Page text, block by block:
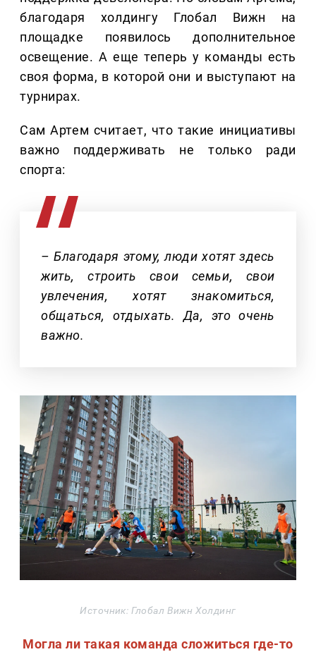
благодаря холдингу Глобал Вижн на
площадке появилось дополнительное
освещение. А еще теперь у команды есть
своя форма, в которой они и выступают на
турнирах.
Сам Артем считает, что такие инициативы
важно поддерживать не только ради
спорта:
– Благодаря этому, люди хотят здесь
жить, строить свои семьи, свои
увлечения, хотят знакомиться,
общаться, отдыхать. Да, это очень
важно.
Источник: Глобал Вижн Холдинг
Могла ли такая команда сложиться где-то